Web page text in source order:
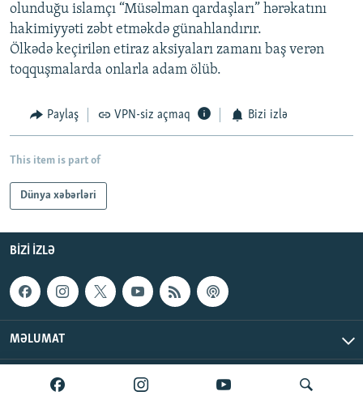
olunduğu islamçı “Müsəlman qardaşları” hərəkatını
hakimiyyəti zəbt etməkdə günahlandırır.
Ölkədə keçirilən etiraz aksiyaları zamanı baş verən
toqquşmalarda onlarla adam ölüb.
Paylaş VPN-siz açmaq Bizi izlə
This item is part of
Dünya xəbərləri
BIZI IZLƏ
MƏLUMAT
AzadlıqRadiosu © 2026 Inc. | Bütün hüquqlar qorunur